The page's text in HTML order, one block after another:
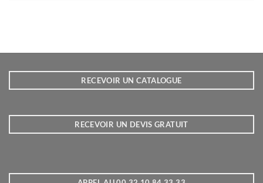
RECEVOIR UN CATALOGUE
RECEVOIR UN DEVIS GRATUIT